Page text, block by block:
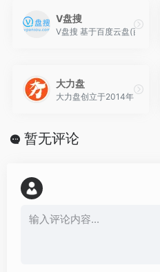
V盘搜
V盘搜 基于百度云盘(百度
大力盘
大力盘创立于2014年，它
暂无评论